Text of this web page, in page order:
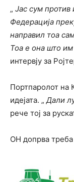
„ Јас сум против
Федерација
направил тоа
Тоа е она што
интервју за
Портпаролот на
идејата. „ Дали
рече тој за
ОН допрва треба